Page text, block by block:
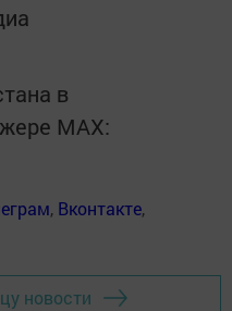
в
MАХ:
, Вконтакте,
новости